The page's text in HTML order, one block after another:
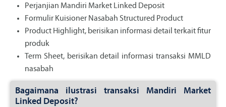
Perjanjian Mandiri Market Linked Deposit
Formulir Kuisioner Nasabah Structured Product
Product Highlight, berisikan informasi detail terkait fitur
produk
Term Sheet, berisikan detail informasi transaksi MMLD
nasabah
Bagaimana ilustrasi transaksi Mandiri Market
Linked Deposit?